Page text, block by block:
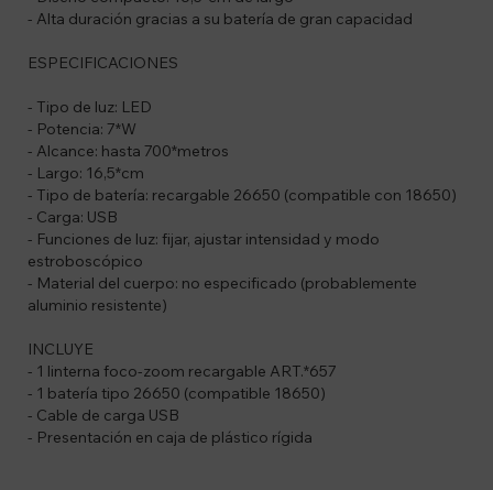
- Alta duración gracias a su batería de gran capacidad
ESPECIFICACIONES
- Tipo de luz: LED
- Potencia: 7*W
- Alcance: hasta 700*metros
- Largo: 16,5*cm
- Tipo de batería: recargable 26650 (compatible con 18650)
- Carga: USB
- Funciones de luz: fijar, ajustar intensidad y modo
estroboscópico
- Material del cuerpo: no especificado (probablemente
aluminio resistente)
INCLUYE
- 1 linterna foco-zoom recargable ART.*657
- 1 batería tipo 26650 (compatible 18650)
- Cable de carga USB
- Presentación en caja de plástico rígida